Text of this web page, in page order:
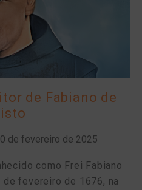
de Fabiano de
de fevereiro de 2025
como Frei Fabiano
fevereiro de 1676, na